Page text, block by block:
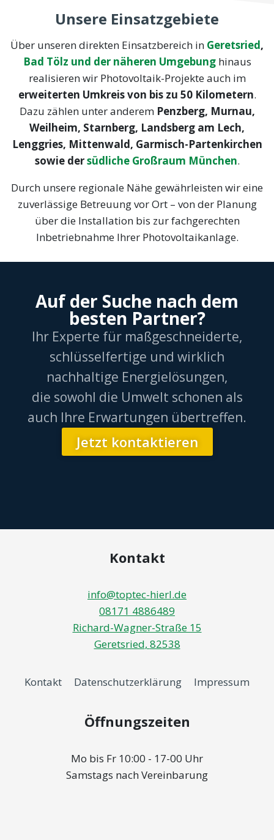
Unsere Einsatzgebiete
Über unseren direkten Einsatzbereich in Geretsried,
Bad Tölz und der näheren Umgebunghinaus
realisieren wir Photovoltaik-Projekte auch im
erweiterten Umkreis von bis zu 50 Kilometern.
Dazu zählen unter anderem Penzberg, Murnau,
Weilheim, Starnberg, Landsberg am Lech,
Lenggries, Mittenwald, Garmisch-Partenkirchen
sowie dersüdliche Großraum München.
Durch unsere regionale Nähe gewährleisten wir eine
zuverlässige Betreuung vor Ort – von der Planung
über die Installation bis zur fachgerechten
Inbetriebnahme Ihrer Photovoltaikanlage.
Auf der Suche nach dem
besten Partner?
Ihr Experte für maßgeschneiderte,
schlüsselfertige und wirklich
nachhaltige Energielösungen,
die sowohl die Umwelt schonen als
auch Ihre Erwartungen übertreffen.
Jetzt kontaktieren
Kontakt
info@toptec-hierl.de
08171 4886489
Richard-Wagner-Straße 15
Geretsried, 82538
Kontakt Datenschutzerklärung Impressum
Öffnungszeiten
Mo bis Fr 10:00 - 17-00 Uhr
Samstags nach Vereinbarung